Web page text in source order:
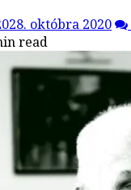
28. októbra 2020
read